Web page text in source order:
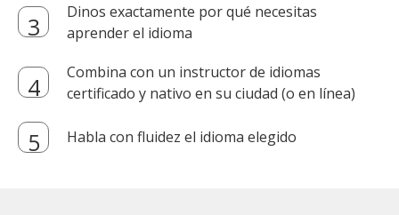
Dinos exactamente por qué necesitas
aprender el idioma
Combina con un instructor de idiomas
certificado y nativo en su ciudad (o en línea)
Habla con fluidez el idioma elegido